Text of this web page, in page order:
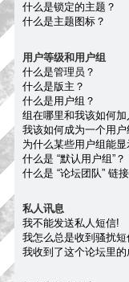
什么是锁定的主题？
什么是主题图标？
用户等级和用户组
什么是管理员？
什么是版主？
什么是用户组？
组在哪里和我该如何加
我该如何成为一个用户
为什么某些用户组能
什么是 “默认用户组”？
什么是 “论坛团队” 链
私人讯息
我不能发送私人短信!
我怎么总是收到骚扰短
我收到了这个论坛里